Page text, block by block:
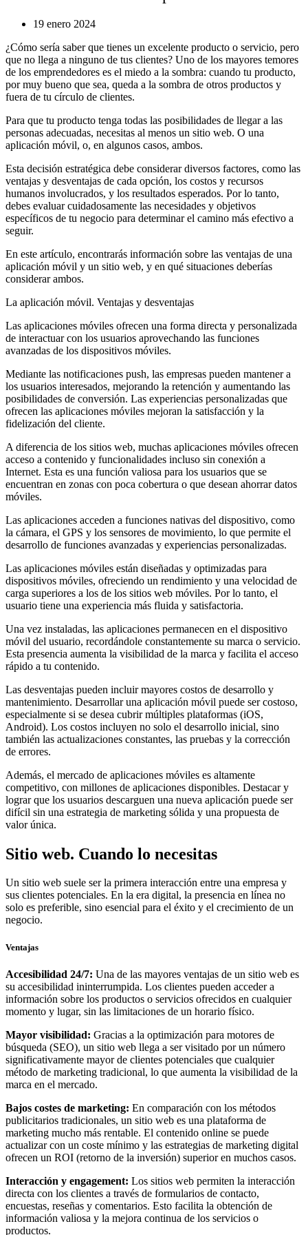
19 enero 2024
¿Cómo sería saber que tienes un excelente producto o servicio, pero
que no llega a ninguno de tus clientes? Uno de los mayores temores
de los emprendedores es el miedo a la sombra: cuando tu producto,
por muy bueno que sea, queda a la sombra de otros productos y
fuera de tu círculo de clientes.
Para que tu producto tenga todas las posibilidades de llegar a las
personas adecuadas, necesitas al menos un sitio web. O una
aplicación móvil, o, en algunos casos, ambos.
Esta decisión estratégica debe considerar diversos factores, como las
ventajas y desventajas de cada opción, los costos y recursos
humanos involucrados, y los resultados esperados. Por lo tanto,
debes evaluar cuidadosamente las necesidades y objetivos
específicos de tu negocio para determinar el camino más efectivo a
seguir.
En este artículo, encontrarás información sobre las ventajas de una
aplicación móvil y un sitio web, y en qué situaciones deberías
considerar ambos.
La aplicación móvil. Ventajas y desventajas
Las aplicaciones móviles ofrecen una forma directa y personalizada
de interactuar con los usuarios aprovechando las funciones
avanzadas de los dispositivos móviles.
Mediante las notificaciones push, las empresas pueden mantener a
los usuarios interesados, mejorando la retención y aumentando las
posibilidades de conversión. Las experiencias personalizadas que
ofrecen las aplicaciones móviles mejoran la satisfacción y la
fidelización del cliente.
A diferencia de los sitios web, muchas aplicaciones móviles ofrecen
acceso a contenido y funcionalidades incluso sin conexión a
Internet. Esta es una función valiosa para los usuarios que se
encuentran en zonas con poca cobertura o que desean ahorrar datos
móviles.
Las aplicaciones acceden a funciones nativas del dispositivo, como
la cámara, el GPS y los sensores de movimiento, lo que permite el
desarrollo de funciones avanzadas y experiencias personalizadas.
Las aplicaciones móviles están diseñadas y optimizadas para
dispositivos móviles, ofreciendo un rendimiento y una velocidad de
carga superiores a los de los sitios web móviles. Por lo tanto, el
usuario tiene una experiencia más fluida y satisfactoria.
Una vez instaladas, las aplicaciones permanecen en el dispositivo
móvil del usuario, recordándole constantemente su marca o servicio.
Esta presencia aumenta la visibilidad de la marca y facilita el acceso
rápido a tu contenido.
Las desventajas pueden incluir mayores costos de desarrollo y
mantenimiento. Desarrollar una aplicación móvil puede ser costoso,
especialmente si se desea cubrir múltiples plataformas (iOS,
Android). Los costos incluyen no solo el desarrollo inicial, sino
también las actualizaciones constantes, las pruebas y la corrección
de errores.
Además, el mercado de aplicaciones móviles es altamente
competitivo, con millones de aplicaciones disponibles. Destacar y
lograr que los usuarios descarguen una nueva aplicación puede ser
difícil sin una estrategia de marketing sólida y una propuesta de
valor única.
Sitio web. Cuando lo necesitas
Un sitio web suele ser la primera interacción entre una empresa y
sus clientes potenciales. En la era digital, la presencia en línea no
solo es preferible, sino esencial para el éxito y el crecimiento de un
negocio.
Ventajas
Accesibilidad 24/7: Una de las mayores ventajas de un sitio web es
su accesibilidad ininterrumpida. Los clientes pueden acceder a
información sobre los productos o servicios ofrecidos en cualquier
momento y lugar, sin las limitaciones de un horario físico.
Mayor visibilidad: Gracias a la optimización para motores de
búsqueda (SEO), un sitio web llega a ser visitado por un número
significativamente mayor de clientes potenciales que cualquier
método de marketing tradicional, lo que aumenta la visibilidad de la
marca en el mercado.
Bajos costes de marketing: En comparación con los métodos
publicitarios tradicionales, un sitio web es una plataforma de
marketing mucho más rentable. El contenido online se puede
actualizar con un coste mínimo y las estrategias de marketing digital
ofrecen un ROI (retorno de la inversión) superior en muchos casos.
Interacción y engagement: Los sitios web permiten la interacción
directa con los clientes a través de formularios de contacto,
encuestas, reseñas y comentarios. Esto facilita la obtención de
información valiosa y la mejora continua de los servicios o
productos.